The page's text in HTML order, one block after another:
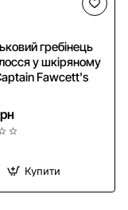
гребінець
у шкіряному
Fawcett's
Купити